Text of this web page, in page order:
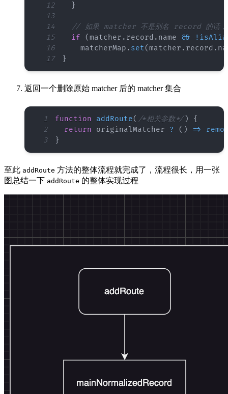
12
}
13
14
// 如果 matcher 不是别名 record 的话，
15
if (matcher . record . name && !
16
    matcherMap
. set(matcher . record .
17
}
返回一个删除原始 matcher 后的 matcher 集合
1 function addRoute( /*相关参数*/)
{
2
return originalMatcher ? ( ) =>
3
}
至此 addRoute 方法的整体流程就完成了，流程很长，用一张
图总结一下 addRoute 的整体实现过程